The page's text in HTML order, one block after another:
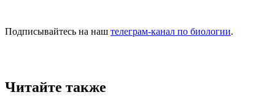
Подписывайтесь на наш телеграм-канал по биологии.
Читайте также